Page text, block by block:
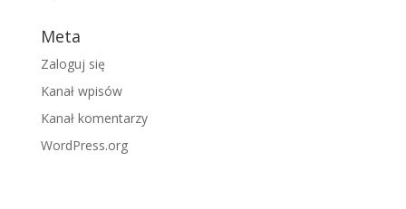
Meta
Zaloguj się
Kanał wpisów
Kanał komentarzy
WordPress.org